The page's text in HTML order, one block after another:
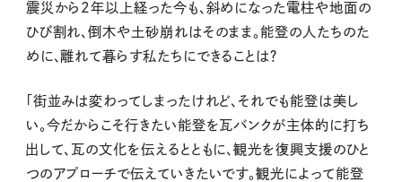
震災から2年以上経った今も、斜めになった電柱や地面の
ひび割れ、倒木や土砂崩れはそのまま。能登の人たちのた
めに、離れて暮らす私たちにできることは？
「街並みは変わってしまったけれど、それでも能登は美し
い。今だからこそ行きたい能登を瓦バンクが主体的に打ち
出して、瓦の文化を伝えるとともに、観光を復興支援のひと
つのアプローチで伝えていきたいです。観光によって能登